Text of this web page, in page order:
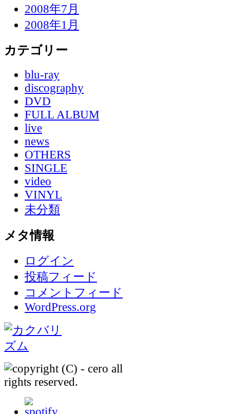
2008年7月
2008年1月
カテゴリー
blu-ray
discography
DVD
FULL ALBUM
live
news
OTHERS
SINGLE
video
VINYL
未分類
メタ情報
ログイン
投稿フィード
コメントフィード
WordPress.org